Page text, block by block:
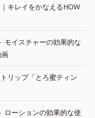
キレイをかなえるHOW
モイスチャーの効果的な
リップ「とろ蜜ティン
ローションの効果的な使